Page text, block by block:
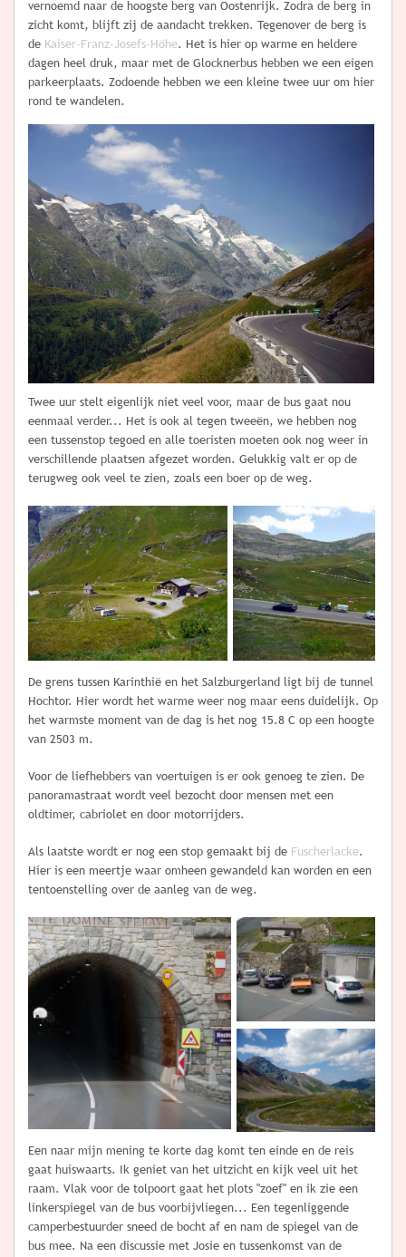
vernoemd naar de hoogste berg van Oostenrijk. Zodra de berg in
zicht komt, blijft zij de aandacht trekken. Tegenover de berg is
de Kaiser-Franz-Josefs-Höhe. Het is hier op warme en heldere
dagen heel druk, maar met de Glocknerbus hebben we een eigen
parkeerplaats. Zodoende hebben we een kleine twee uur om hier
rond te wandelen.
Twee uur stelt eigenlijk niet veel voor, maar de bus gaat nou
eenmaal verder... Het is ook al tegen tweeën, we hebben nog
een tussenstop tegoed en alle toeristen moeten ook nog weer in
verschillende plaatsen afgezet worden. Gelukkig valt er op de
terugweg ook veel te zien, zoals een boer op de weg.
De grens tussen Karinthië en het Salzburgerland ligt bij de tunnel
Hochtor. Hier wordt het warme weer nog maar eens duidelijk. Op
het warmste moment van de dag is het nog 15.8 C op een hoogte
van 2503 m.
Voor de liefhebbers van voertuigen is er ook genoeg te zien. De
panoramastraat wordt veel bezocht door mensen met een
oldtimer, cabriolet en door motorrijders.
Als laatste wordt er nog een stop gemaakt bij de Fuscherlacke.
Hier is een meertje waar omheen gewandeld kan worden en een
tentoenstelling over de aanleg van de weg.
Een naar mijn mening te korte dag komt ten einde en de reis
gaat huiswaarts. Ik geniet van het uitzicht en kijk veel uit het
raam. Vlak voor de tolpoort gaat het plots "zoef" en ik zie een
linkerspiegel van de bus voorbijvliegen... Een tegenliggende
camperbestuurder sneed de bocht af en nam de spiegel van de
bus mee. Na een discussie met Josie en tussenkomst van de